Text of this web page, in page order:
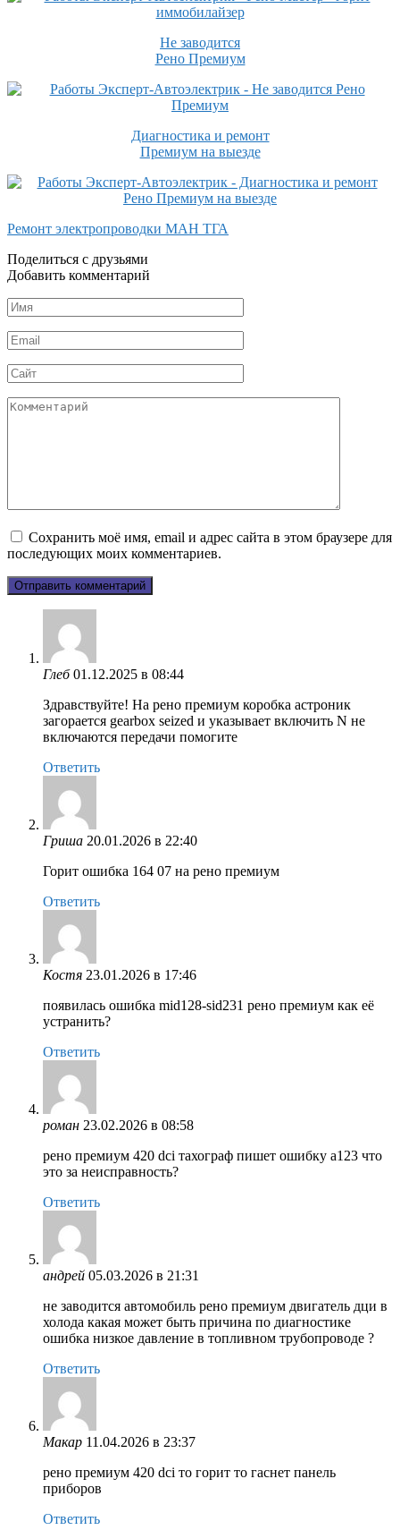
Не заводится
Рено Премиум
Диагностика и ремонт
Премиум на выезде
Ремонт электропроводки МАН ТГА
Поделиться с друзьями
Добавить комментарий
Имя
*
Email
*
Сайт
Комментарий
Сохранить моё имя, email и адрес сайта в этом браузере для
последующих моих комментариев.
Глеб 01.12.2025 в 08:44
Здравствуйте! На рено премиум коробка астроник
загорается gearbox seized и указывает включить N не
включаются передачи помогите
Ответить
Гриша 20.01.2026 в 22:40
Горит ошибка 164 07 на рено премиум
Ответить
Костя 23.01.2026 в 17:46
появилась ошибка mid128-sid231 рено премиум как её
устранить?
Ответить
роман 23.02.2026 в 08:58
рено премиум 420 dci тахограф пишет ошибку а123 что
это за неисправность?
Ответить
андрей 05.03.2026 в 21:31
не заводится автомобиль рено премиум двигатель дци в
холода какая может быть причина по диагностике
ошибка низкое давление в топливном трубопроводе ?
Ответить
Макар 11.04.2026 в 23:37
рено премиум 420 dci то горит то гаснет панель
приборов
Ответить